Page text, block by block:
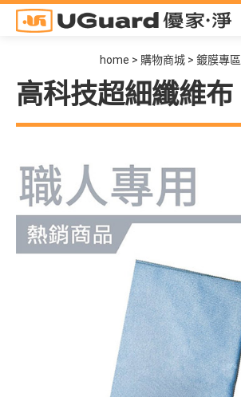
高科技超細纖維布
home 購物商城 鍍膜專區